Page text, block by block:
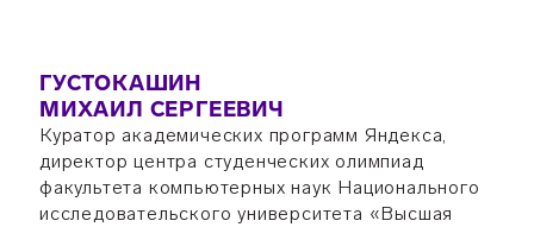
ГУСТОКАШИН
МИХАИЛ СЕРГЕЕВИЧ
Куратор академических программ Яндекса,
директор центра студенческих олимпиад
факультета компьютерных наук Национального
исследовательского университета «Высшая